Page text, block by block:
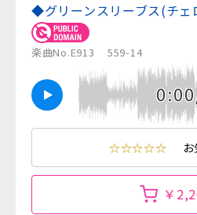
◆グリーンスリーブス(チェ
楽曲No.E913 559-14
☆☆☆☆☆
￥